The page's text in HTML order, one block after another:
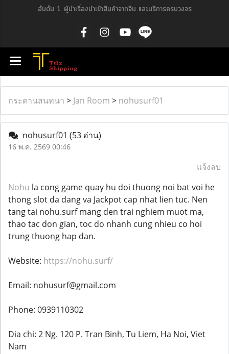
อันดับ 1 ผู้นำเรื่องนำเข้าสินค้าจากจีน และบริการครบวงจร
กระดานสนทนา > Jan Room > nohusurf01
nohusurf01 (53 อ่าน)
16 พ.ค. 2569 00:46
แจ้งลบ
Nohu la cong game quay hu doi thuong noi bat voi he
thong slot da dang va Jackpot cap nhat lien tuc. Nen
tang tai nohu.surf mang den trai nghiem muot ma,
thao tac don gian, toc do nhanh cung nhieu co hoi
trung thuong hap dan.
Website: https://nohu.surf/
Email: nohusurf@gmail.com
Phone: 0939110302
Dia chi: 2 Ng. 120 P. Tran Binh, Tu Liem, Ha Noi, Viet
Nam